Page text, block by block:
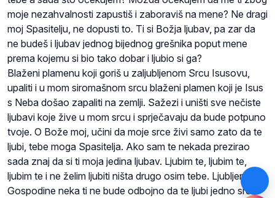
moje nezahvalnosti zapustiš i zaboraviš na mene? Ne dragi
moj Spasitelju, ne dopusti to. Ti si Božja ljubav, pa zar da
ne budeš i ljubav jednog bijednog grešnika poput mene
prema kojemu si bio tako dobar i ljubio si ga?
Blaženi plamenu koji goriš u zaljubljenom Srcu Isusovu,
upaliti i u mom siromašnom srcu blaženi plamen koji je Isus
s Neba došao zapaliti na zemlji. Sažezi i uništi sve nečiste
ljubavi koje žive u mom srcu i sprječavaju da bude potpuno
tvoje. O Bože moj, učini da moje srce živi samo zato da te
ljubi, tebe moga Spasitelja. Ako sam te nekada prezirao
sada znaj da si ti moja jedina ljubav. Ljubim te, ljubim te,
ljubim te i ne želim ljubiti ništa drugo osim tebe. Ljubljeni moj
Gospodine neka ti ne bude odbojno da te ljubi jedno srce